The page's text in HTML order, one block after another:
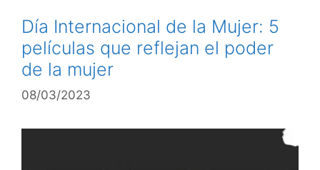
Día Internacional de la Mujer: 5
películas que reflejan el poder
de la mujer
08/03/2023